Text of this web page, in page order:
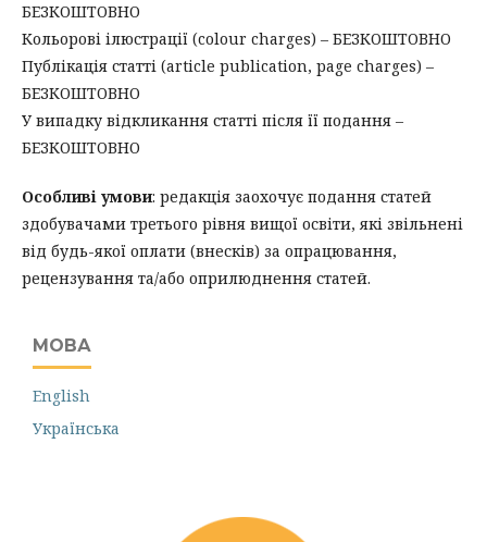
БЕЗКОШТОВНО
Кольорові ілюстрації (colour charges) – БЕЗКОШТОВНО
Публікація статті (article publication, page charges) –
БЕЗКОШТОВНО
У випадку відкликання статті після її подання –
БЕЗКОШТОВНО
Особливі умови: редакція заохочує подання статей
здобувачами третього рівня вищої освіти, які звільнені
від будь-якої оплати (внесків) за опрацювання,
рецензування та/або оприлюднення статей.
МОВА
English
Українська